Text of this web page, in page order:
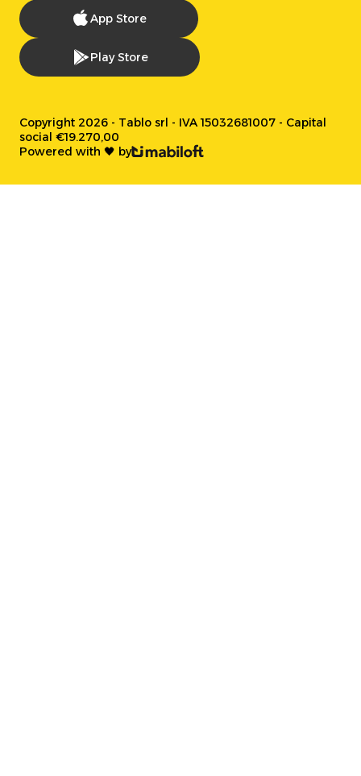
App Store
Play Store
Copyright 2026 - Tablo srl - IVA 15032681007 - Capital
social €19.270,00
Powered with 🖤 by